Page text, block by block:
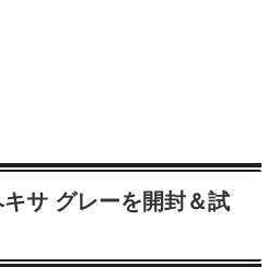
サ グレーを開封＆試